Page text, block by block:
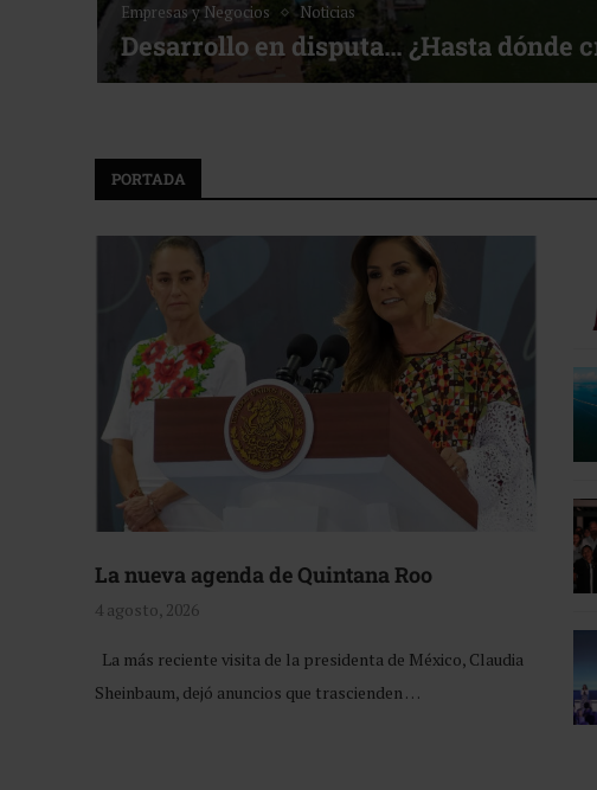
Noticias
Bottega, un viaje servido a la mesa
PORTADA
La nueva agenda de Quintana Roo
4 agosto, 2026
La más reciente visita de la presidenta de México, Claudia
Sheinbaum, dejó anuncios que trascienden …